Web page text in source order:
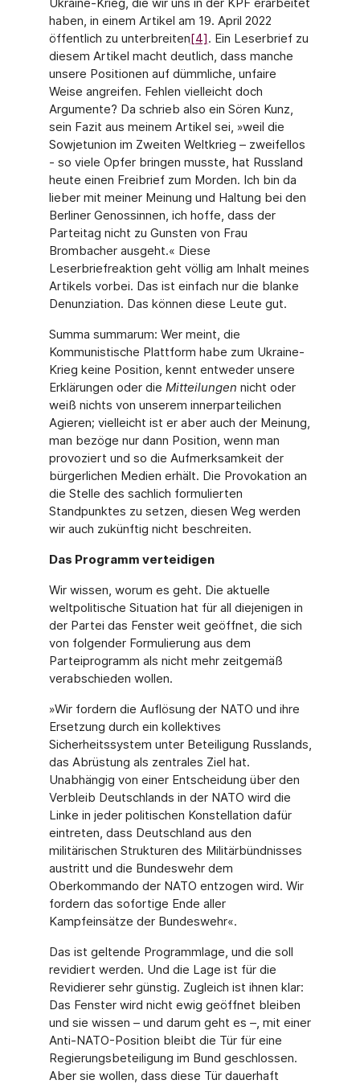
haben, in einem Artikel am 19. April 2022
öffentlich zu unterbreiten[4]. Ein Leserbrief zu
diesem Artikel macht deutlich, dass manche
unsere Positionen auf dümmliche, unfaire
Weise angreifen. Fehlen vielleicht doch
Argumente? Da schrieb also ein Sören Kunz,
sein Fazit aus meinem Artikel sei, »weil die
Sowjetunion im Zweiten Weltkrieg – zweifellos
- so viele Opfer bringen musste, hat Russland
heute einen Freibrief zum Morden. Ich bin da
lieber mit meiner Meinung und Haltung bei den
Berliner Genossinnen, ich hoffe, dass der
Parteitag nicht zu Gunsten von Frau
Brombacher ausgeht.« Diese
Leserbriefreaktion geht völlig am Inhalt meines
Artikels vorbei. Das ist einfach nur die blanke
Denunziation. Das können diese Leute gut.
Summa summarum: Wer meint, die
Kommunistische Plattform habe zum Ukraine-
Krieg keine Position, kennt entweder unsere
Erklärungen oder die Mitteilungen nicht oder
weiß nichts von unserem innerparteilichen
Agieren; vielleicht ist er aber auch der Meinung,
man bezöge nur dann Position, wenn man
provoziert und so die Aufmerksamkeit der
bürgerlichen Medien erhält. Die Provokation an
die Stelle des sachlich formulierten
Standpunktes zu setzen, diesen Weg werden
wir auch zukünftig nicht beschreiten.
Das Programm verteidigen
Wir wissen, worum es geht. Die aktuelle
weltpolitische Situation hat für all diejenigen in
der Partei das Fenster weit geöffnet, die sich
von folgender Formulierung aus dem
Parteiprogramm als nicht mehr zeitgemäß
verabschieden wollen.
»Wir fordern die Auflösung der NATO und ihre
Ersetzung durch ein kollektives
Sicherheitssystem unter Beteiligung Russlands,
das Abrüstung als zentrales Ziel hat.
Unabhängig von einer Entscheidung über den
Verbleib Deutschlands in der NATO wird die
Linke in jeder politischen Konstellation dafür
eintreten, dass Deutschland aus den
militärischen Strukturen des Militärbündnisses
austritt und die Bundeswehr dem
Oberkommando der NATO entzogen wird. Wir
fordern das sofortige Ende aller
Kampfeinsätze der Bundeswehr«.
Das ist geltende Programmlage, und die soll
revidiert werden. Und die Lage ist für die
Revidierer sehr günstig. Zugleich ist ihnen klar:
Das Fenster wird nicht ewig geöffnet bleiben
und sie wissen – und darum geht es –, mit einer
Anti-NATO-Position bleibt die Tür für eine
Regierungsbeteiligung im Bund geschlossen.
Aber sie wollen, dass diese Tür dauerhaft